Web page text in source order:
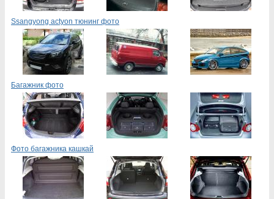
Ssangyong actyon тюнинг фото
Багажник фото
Фото багажника кашкай